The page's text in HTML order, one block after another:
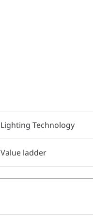
Lighting Technology
Value ladder